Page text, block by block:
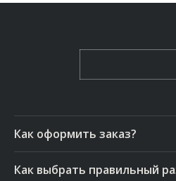
Как оформить заказ?
Как выбрать правильный